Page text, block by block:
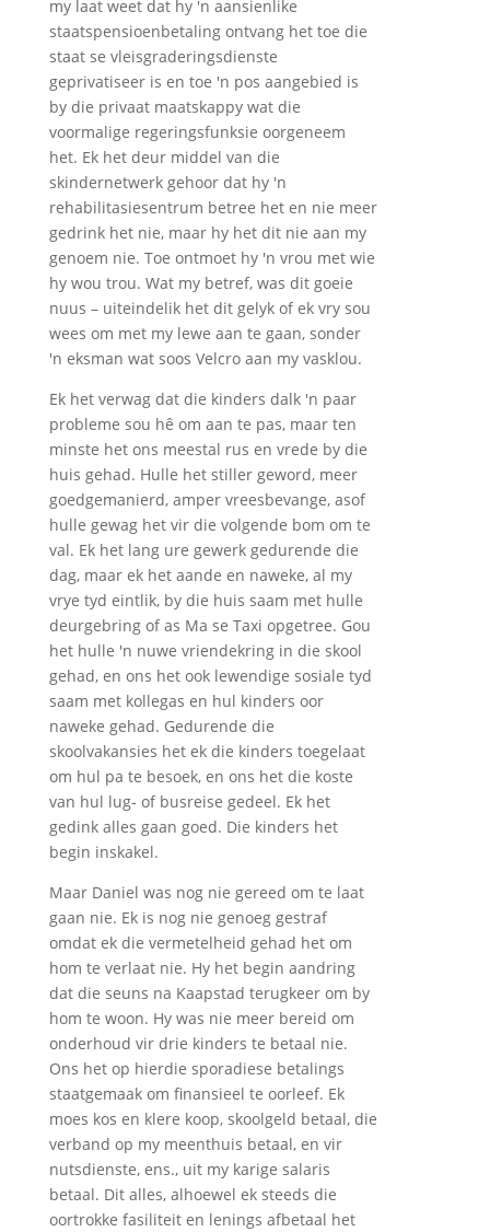
my laat weet dat hy 'n aansienlike
staatspensioenbetaling ontvang het toe die
staat se vleisgraderingsdienste
geprivatiseer is en toe 'n pos aangebied is
by die privaat maatskappy wat die
voormalige regeringsfunksie oorgeneem
het. Ek het deur middel van die
skindernetwerk gehoor dat hy 'n
rehabilitasiesentrum betree het en nie meer
gedrink het nie, maar hy het dit nie aan my
genoem nie. Toe ontmoet hy 'n vrou met wie
hy wou trou. Wat my betref, was dit goeie
nuus – uiteindelik het dit gelyk of ek vry sou
wees om met my lewe aan te gaan, sonder
'n eksman wat soos Velcro aan my vasklou.
Ek het verwag dat die kinders dalk 'n paar
probleme sou hê om aan te pas, maar ten
minste het ons meestal rus en vrede by die
huis gehad. Hulle het stiller geword, meer
goedgemanierd, amper vreesbevange, asof
hulle gewag het vir die volgende bom om te
val. Ek het lang ure gewerk gedurende die
dag, maar ek het aande en naweke, al my
vrye tyd eintlik, by die huis saam met hulle
deurgebring of as Ma se Taxi opgetree. Gou
het hulle 'n nuwe vriendekring in die skool
gehad, en ons het ook lewendige sosiale tyd
saam met kollegas en hul kinders oor
naweke gehad. Gedurende die
skoolvakansies het ek die kinders toegelaat
om hul pa te besoek, en ons het die koste
van hul lug- of busreise gedeel. Ek het
gedink alles gaan goed. Die kinders het
begin inskakel.
Maar Daniel was nog nie gereed om te laat
gaan nie. Ek is nog nie genoeg gestraf
omdat ek die vermetelheid gehad het om
hom te verlaat nie. Hy het begin aandring
dat die seuns na Kaapstad terugkeer om by
hom te woon. Hy was nie meer bereid om
onderhoud vir drie kinders te betaal nie.
Ons het op hierdie sporadiese betalings
staatgemaak om finansieel te oorleef. Ek
moes kos en klere koop, skoolgeld betaal, die
verband op my meenthuis betaal, en vir
nutsdienste, ens., uit my karige salaris
betaal. Dit alles, alhoewel ek steeds die
oortrokke fasiliteit en lenings afbetaal het